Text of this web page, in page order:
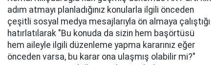
adım atmayı planladığınız konularla ilgili önceden
çeşitli sosyal medya mesajlarıyla ön almaya çalıştığı
hatırlatılarak "Bu konuda da sizin hem başörtüsü
hem aileyle ilgili düzenleme yapma kararınız eğer
önceden varsa, bu karar ona ulaşmış olabilir mi?"